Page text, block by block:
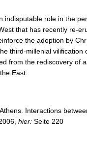
indisputable role in the
that has recently re-
the adoption by
third-millenial vilification
from the rediscovery of
East.
Interactions
hier:Seite 220